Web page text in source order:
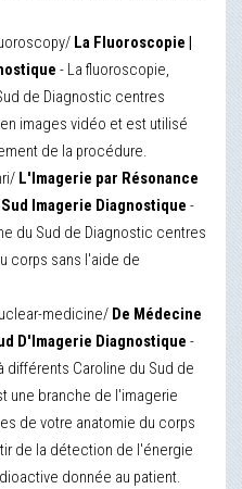
La Fluoroscopie |
- La fluoroscopie,
de Diagnostic centres
images vidéo et est utilisé
de la procédure.
L'Imagerie par Résonance
Imagerie Diagnostique -
du Sud de Diagnostic centres
corps sans l'aide de
medicine/ De Médecine
D'Imagerie Diagnostique -
différents Caroline du Sud de
une branche de l'imagerie
de votre anatomie du corps
de la détection de l'énergie
donnée au patient.